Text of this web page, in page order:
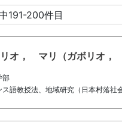
191-200件目
オ， マリ（ガボリオ
部
ス語教授法、地域研究（日本村落社